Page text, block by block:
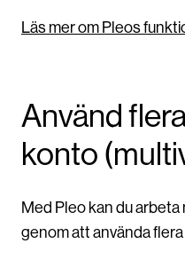
Läs mer om Pleos
Använd
konto
Med Pleo kan du
genom att använda